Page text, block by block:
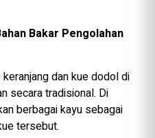
Bakar Pengolahan
dan kue dodol di
secara tradisional. Di
berbagai kayu sebagai
tersebut.